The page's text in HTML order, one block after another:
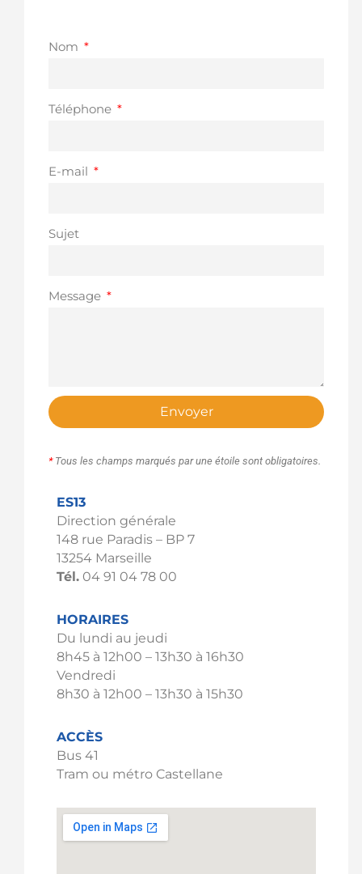
Nom
Téléphone
E-mail
Sujet
Message
Envoyer
*Tous les champs marqués par une étoile sont obligatoires.
ES13
Direction générale
148 rue Paradis – BP 7
13254 Marseille
Tél. 04 91 04 78 00
HORAIRES
Du lundi au jeudi
8h45 à 12h00 – 13h30 à 16h30
Vendredi
8h30 à 12h00 – 13h30 à 15h30
ACCÈS
Bus 41
Tram ou métro Castellane